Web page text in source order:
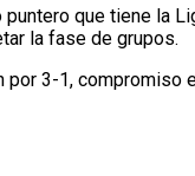
que tiene la
la fase de grupos.
3-1, compromiso